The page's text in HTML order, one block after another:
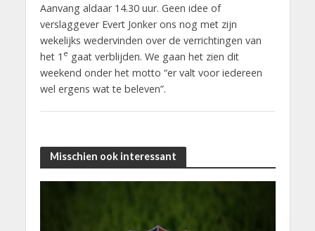
Aanvang aldaar 14.30 uur. Geen idee of
verslaggever Evert Jonker ons nog met zijn
wekelijks wedervinden over de verrichtingen van
het 1 e gaat verblijden. We gaan het zien dit
weekend onder het motto “er valt voor iedereen
wel ergens wat te beleven”.
Misschien ook interessant